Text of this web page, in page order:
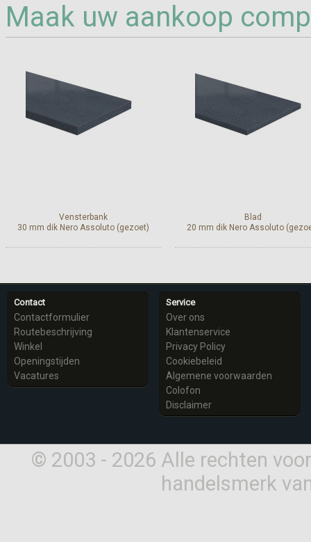
Maak uw aankoop
Vensterbank
30 mm dik Nero Assoluto (gezoet)
Blad
20 mm dik Nero Assoluto
Contact
Contactformulier
Routebeschrijving
Winkel
Openingstijden
Vacatures
Service
Over ons
Klantenservice
Privacy Policy
Cookiebeleid
Algemene voorwaarden
Colofon
Disclaimer
© 2003 - 2026 Alle rechten
handelsmerk